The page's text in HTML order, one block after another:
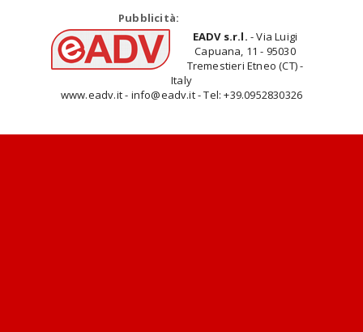
Pubblicità:
EADV s.r.l. - Via Luigi
Capuana, 11 - 95030
Tremestieri Etneo (CT) -
Italy
www.eadv.it - info@eadv.it - Tel: +39.0952830326